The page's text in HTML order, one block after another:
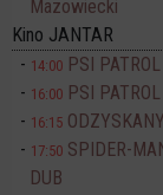
Mazowiecki
Kino JANTAR
14:00 PSI
16:00 PSI
16:15
17:50 SPIDER-
DUB